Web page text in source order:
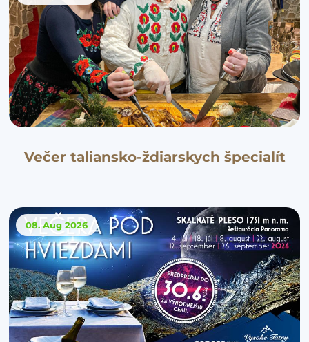
Večer taliansko-ždiarskych špecialít
08. Aug 2026